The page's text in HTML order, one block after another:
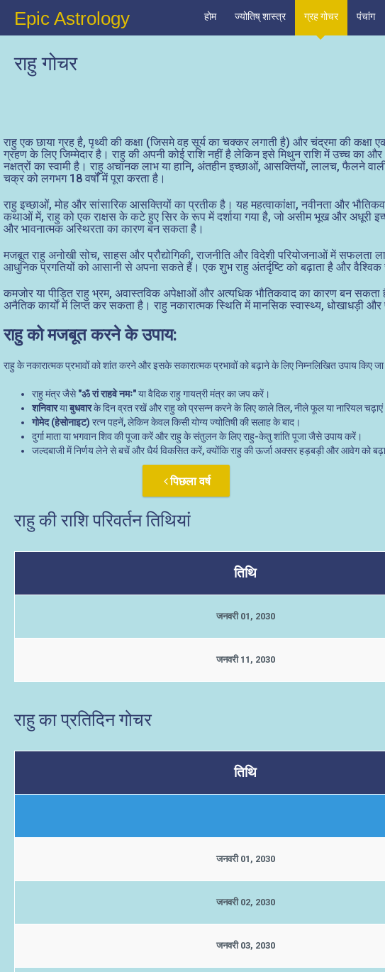
Epic Astrology होम ज्योतिष् शास्त्र ग्रह गोचर पंचांग
राहु गोचर
राहु एक छाया ग्रह है, पृथ्वी की कक्षा (जिसमे वह सूर्य का चक्कर लगाती है) और चंद्रमा की
ग्रहण के लिए जिम्मेदार है। राहु की अपनी कोई राशि नहीं है लेकिन इसे मिथुन राशि में उच्च का
नक्षत्रों का स्वामी है। राहु अचानक लाभ या हानि, अंतहीन इच्छाओं, आसक्तियों, लालच, फैलने
चक्र को लगभग 18 वर्षों में पूरा करता है।
राहु इच्छाओं, मोह और सांसारिक आसक्तियों का प्रतीक है। यह महत्वाकांक्षा, नवीनता और
कथाओं में, राहु को एक राक्षस के कटे हुए सिर के रूप में दर्शाया गया है, जो असीम भूख और अधूरी
और भावनात्मक अस्थिरता का कारण बन सकता है।
मजबूत राहु अनोखी सोच, साहस और प्रौद्योगिकी, राजनीति और विदेशी परियोजनाओं में सफलता
आधुनिक प्रगतियों को आसानी से अपना सकते हैं। एक शुभ राहु अंतर्दृष्टि को बढ़ाता है और वैश्विक
कमजोर या पीड़ित राहु भ्रम, अवास्तविक अपेक्षाओं और अत्यधिक भौतिकवाद का कारण बन
अनैतिक कार्यों में लिप्त कर सकता है। राहु नकारात्मक स्थिति में मानसिक स्वास्थ्य, धोखाधड़ी
राहु को मजबूत करने के उपाय:
राहु के नकारात्मक प्रभावों को शांत करने और इसके सकारात्मक प्रभावों को बढ़ाने के लिए निम्नलिखित उपाय किए
राहु मंत्र जैसे"ॐ रां राहवे नमः"या वैदिक राहु गायत्री मंत्र का जप करें।
शनिवारयाबुधवारके दिन व्रत रखें और राहु को प्रसन्न करने के लिए काले तिल, नीले फूल या नारियल
गोमेद (हेसोनाइट) रत्न पहनें, लेकिन केवल किसी योग्य ज्योतिषी की सलाह के बाद।
दुर्गा माता या भगवान शिव की पूजा करें और राहु के संतुलन के लिए राहु-केतु शांति पूजा जैसे उपाय करें।
जल्दबाजी में निर्णय लेने से बचें और धैर्य विकसित करें, क्योंकि राहु की ऊर्जा अक्सर हड़बड़ी और आवेग को
पिछला वर्ष
राहु की राशि परिवर्तन तिथियां
तिथि
जनवरी 01, 2030
जनवरी 11, 2030
राहु का प्रतिदिन गोचर
तिथि
जनवरी 01, 2030
जनवरी 02, 2030
जनवरी 03, 2030